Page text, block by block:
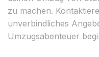
zu machen.
unverbindliches
Umzugsabenteuer